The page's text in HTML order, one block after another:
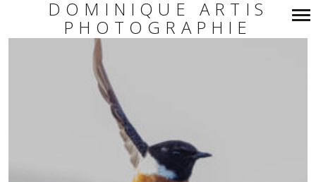
Navigation
DOMINIQUE ARTIS
PHOTOGRAPHIE